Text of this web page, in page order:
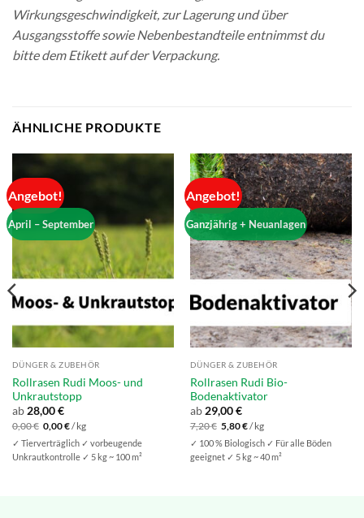
Wirkungsgeschwindigkeit, zur Lagerung und über
Ausgangsstoffe sowie Nebenbestandteile entnimmst du
bitte dem Etikett auf der Verpackung.
ÄHNLICHE PRODUKTE
Angebot!
April – September
DÜNGER & ZUBEHÖR
Rollrasen Rudi Moos- und
Unkrautstopp
ab 28,00€
0,00€ Ursprünglicher
Preis
war:
0,00 €
0,00€Aktueller
Preis
ist:
0,00 €.
/kg
✓ Tierverträglich ✓ vorbeugende
Unkrautkontrolle ✓ 5 kg ~ 100 m²
Angebot!
Ganzjährig + Neuanlagen
DÜNGER & ZUBEHÖR
Rollrasen Rudi Bio-
Bodenaktivator
ab 29,00€
7,20€ Ursprünglicher
Preis
war:
7,20 €
5,80€Aktueller
Preis
ist:
5,80 €.
/kg
✓ 100 % Biologisch ✓ Für alle Böden
geeignet ✓ 5 kg ~ 40 m²